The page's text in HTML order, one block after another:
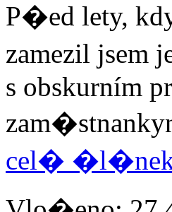
P�ed lety,
zamezil
s obskurním
cel�